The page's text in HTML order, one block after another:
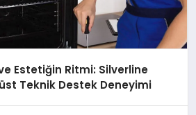
Estetiğin Ritmi: Silverline
Teknik Destek Deneyimi